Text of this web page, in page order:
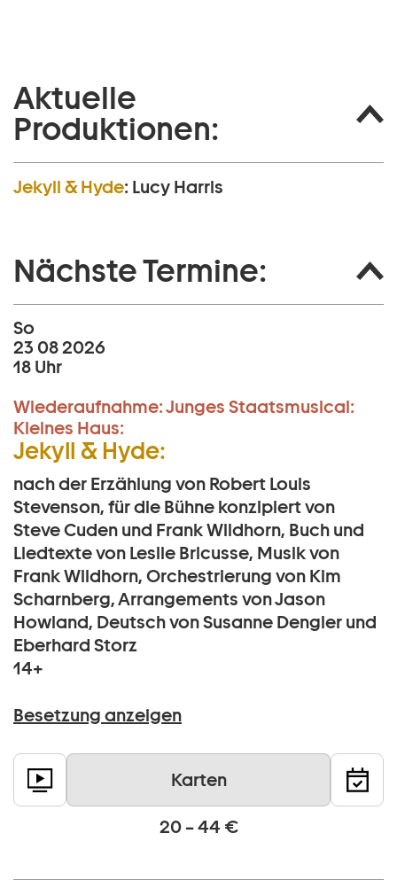
Aktuelle
Produktionen:
Jekyll & Hyde: Lucy Harris
Nächste Termine:
So
23 08 2026
18 Uhr
Wiederaufnahme:Junges Staatsmusical:
Kleines Haus:
Jekyll & Hyde:
nach der Erzählung von Robert Louis
Stevenson, für die Bühne konzipiert von
Steve Cuden und Frank Wildhorn, Buch und
Liedtexte von Leslie Bricusse, Musik von
Frank Wildhorn, Orchestrierung von Kim
Scharnberg, Arrangements von Jason
Howland, Deutsch von Susanne Dengler und
Eberhard Storz
14+
Besetzung anzeigen
Karten
20 – 44 €